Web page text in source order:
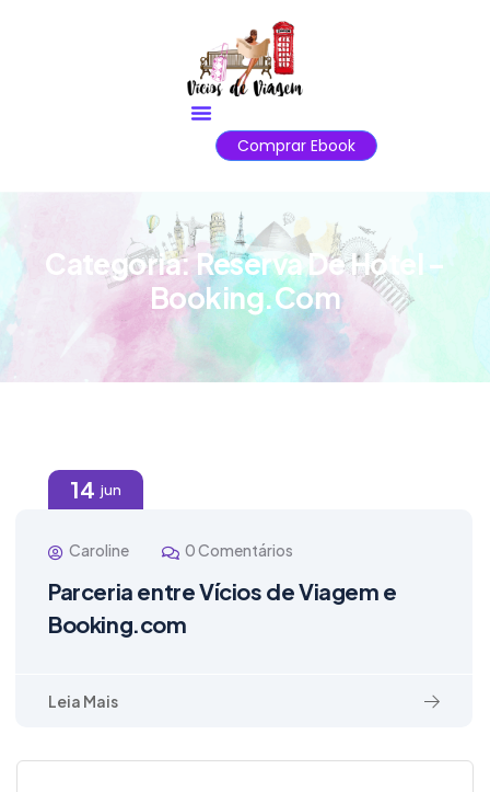
Comprar Ebook
Categoria: Reserva De Hotel –
Booking.com
14 jun
Caroline 0 Comentários
Parceria entre Vícios de Viagem e
Booking.com
Leia Mais